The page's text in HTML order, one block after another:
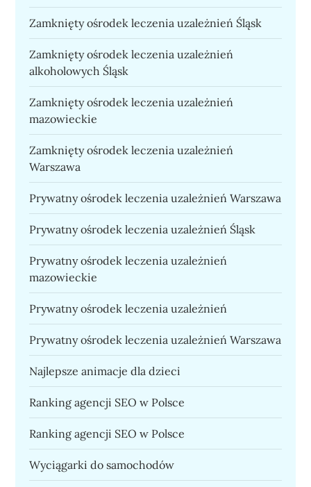
Zamknięty ośrodek leczenia uzależnień Śląsk
Zamknięty ośrodek leczenia uzależnień
alkoholowych Śląsk
Zamknięty ośrodek leczenia uzależnień
mazowieckie
Zamknięty ośrodek leczenia uzależnień
Warszawa
Prywatny ośrodek leczenia uzależnień Warszawa
Prywatny ośrodek leczenia uzależnień Śląsk
Prywatny ośrodek leczenia uzależnień
mazowieckie
Prywatny ośrodek leczenia uzależnień
Prywatny ośrodek leczenia uzależnień Warszawa
Najlepsze animacje dla dzieci
Ranking agencji SEO w Polsce
Ranking agencji SEO w Polsce
Wyciągarki do samochodów